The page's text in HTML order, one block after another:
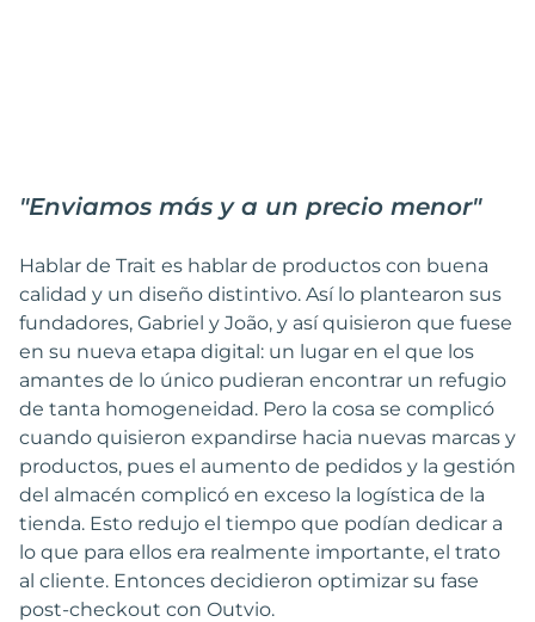
"Enviamos más y a un precio menor"
Hablar de Trait es hablar de productos con buena
calidad y un diseño distintivo. Así lo plantearon sus
fundadores, Gabriel y João, y así quisieron que fuese
en su nueva etapa digital: un lugar en el que los
amantes de lo único pudieran encontrar un refugio
de tanta homogeneidad. Pero la cosa se complicó
cuando quisieron expandirse hacia nuevas marcas y
productos, pues el aumento de pedidos y la gestión
del almacén complicó en exceso la logística de la
tienda. Esto redujo el tiempo que podían dedicar a
lo que para ellos era realmente importante, el trato
al cliente. Entonces decidieron optimizar su fase
post-checkout con Outvio.